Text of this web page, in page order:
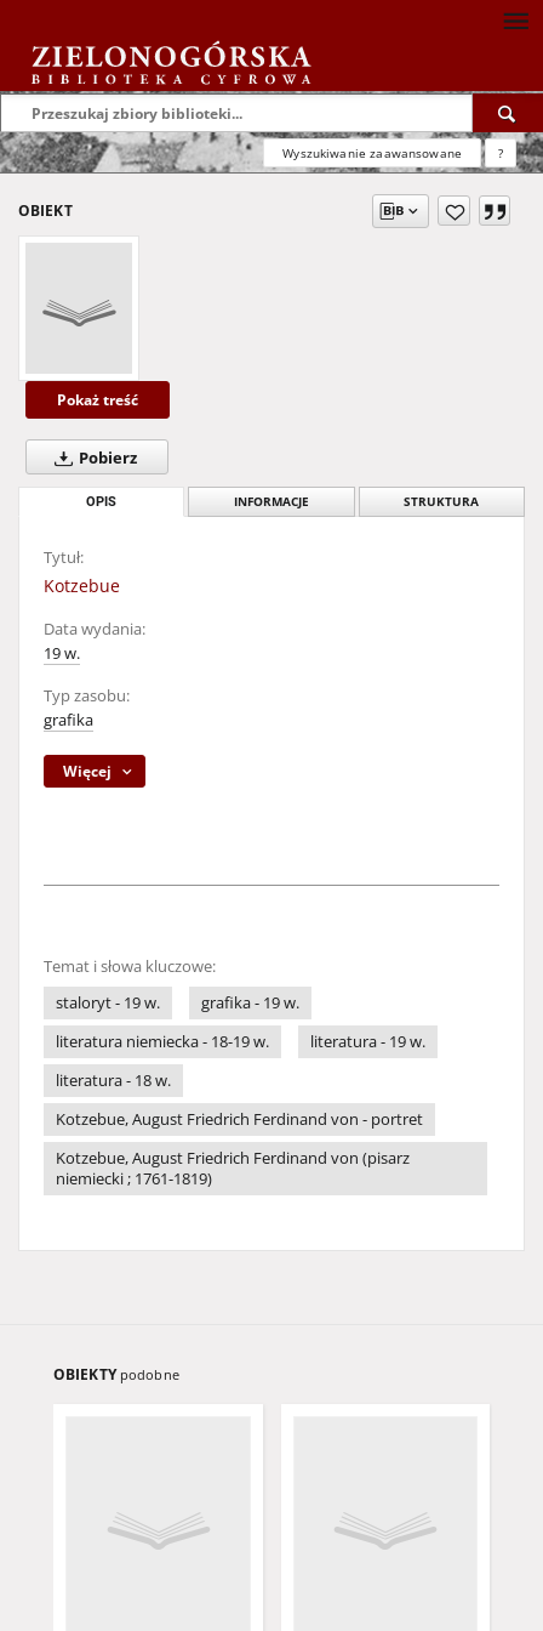
Wyszukiwanie zaawansowane ?
OBIEKT
Pokaż treść
Pobierz
OPIS INFORMACJE STRUKTURA
Tytuł:
Kotzebue
Data wydania:
19 w.
Typ zasobu:
grafika
Więcej
Temat i słowa kluczowe:
staloryt - 19 w.
grafika - 19 w.
literatura niemiecka - 18-19 w.
literatura - 19 w.
literatura - 18 w.
Kotzebue, August Friedrich Ferdinand von - portret
Kotzebue, August Friedrich Ferdinand von (pisarz
niemiecki ; 1761-1819)
OBIEKTY podobne